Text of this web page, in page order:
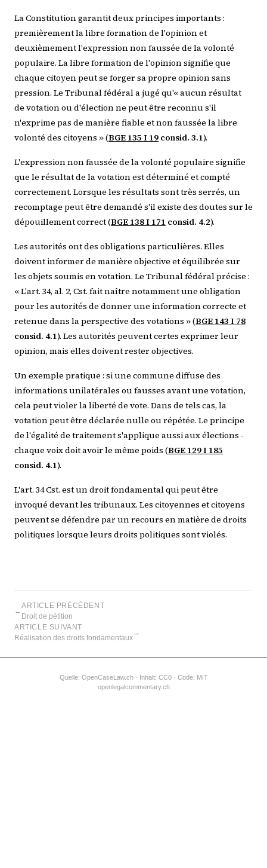
La Constitution garantit deux principes importants :
premièrement la libre formation de l'opinion et
deuxièmement l'expression non faussée de la volonté
populaire. La libre formation de l'opinion signifie que
chaque citoyen peut se forger sa propre opinion sans
pression. Le Tribunal fédéral a jugé qu'« aucun résultat
de votation ou d'élection ne peut être reconnu s'il
n'exprime pas de manière fiable et non faussée la libre
volonté des citoyens » (BGE 135 I 19 consid. 3.1).
L'expression non faussée de la volonté populaire signifie
que le résultat de la votation est déterminé et compté
correctement. Lorsque les résultats sont très serrés, un
recomptage peut être demandé s'il existe des doutes sur le
dépouillement correct (BGE 138 I 171 consid. 4.2).
Les autorités ont des obligations particulières. Elles
doivent informer de manière objective et équilibrée sur
les objets soumis en votation. Le Tribunal fédéral précise :
« L'art. 34, al. 2, Cst. fait naître notamment une obligation
pour les autorités de donner une information correcte et
retenue dans la perspective des votations » (BGE 143 I 78
consid. 4.1). Les autorités peuvent certes exprimer leur
opinion, mais elles doivent rester objectives.
Un exemple pratique : si une commune diffuse des
informations unilatérales ou fausses avant une votation,
cela peut violer la liberté de vote. Dans de tels cas, la
votation peut être déclarée nulle ou répétée. Le principe
de l'égalité de traitement s'applique aussi aux élections -
chaque voix doit avoir le même poids (BGE 129 I 185
consid. 4.1).
L'art. 34 Cst. est un droit fondamental qui peut être
invoqué devant les tribunaux. Les citoyennes et citoyens
peuvent se défendre par un recours en matière de droits
politiques lorsque leurs droits politiques sont violés.
←
ARTICLE PRÉCÉDENT
Droit de pétition
ARTICLE SUIVANT
Réalisation des droits fondamentaux
→
Quelle: OpenCaseLaw.ch· Inhalt: CC0 · Code: MIT
openlegalcommentary.ch